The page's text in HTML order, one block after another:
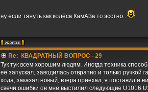
ну если тянуть как колёса КамАЗа то эсстно..
Re: КВАДРАТНЫЙ ВОПРОС - 29
Тук тук всем хорошим людям. Иногда техника
её запускал, заводилась отвратно и только
хода, заказал новый, вчера приехал, я поставил и
свечи.ошибки он мне выстилил следующие U1016